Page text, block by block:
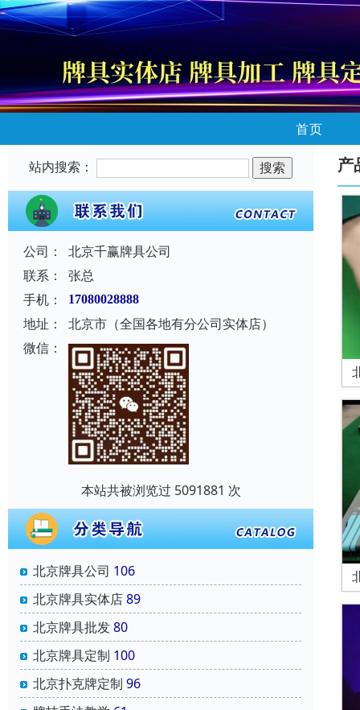
首页
站内搜索：
公司：
北京千赢牌具公司
联系：
张总
手机：
17080028888
地址：
北京市（全国各地有分公司实体店）
微信：
本站共被浏览过 5091881 次
北京牌具公司 106
北京牌具实体店89
北京牌具批发80
北京牌具定制 100
北京扑克牌定制 96
产